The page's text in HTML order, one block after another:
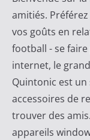
amitiés.
vos goûts en
football - se
internet, le
Quintonic est
accessoires de
trouver des
appareils